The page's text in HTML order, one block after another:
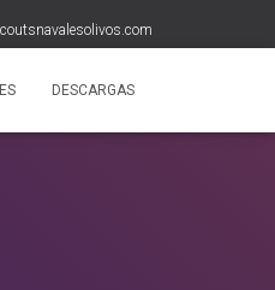
DESCARGAS